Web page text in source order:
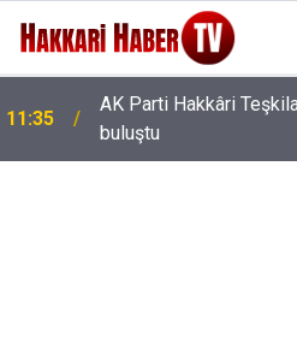
11:35
AK Parti Hakkâri
buluştu